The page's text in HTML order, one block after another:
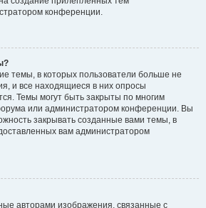
конференции.
темы, в которых пользователи больше не
и все находящиеся в них опросы
Темы могут быть закрыты по многим
или администратором конференции. Вы
закрывать созданные вами темы, в
вам администратором
авторами изображения, связанные с